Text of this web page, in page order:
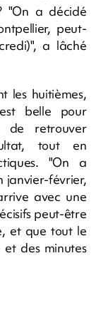
"On a décidé
peut-
a lâché
les huitièmes,
belle pour
de retrouver
tout en
"On a
janvier-février,
avec une
peut-être
et que tout le
des minutes